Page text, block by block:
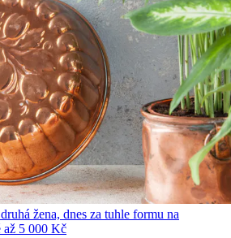
žena, dnes za tuhle formu na
až 5 000 Kč